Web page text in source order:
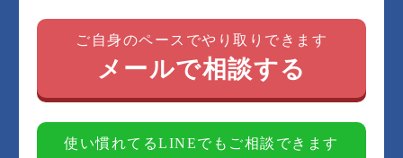
ご自身のペースでやり取りできます
メールで相談する
使い慣れてるLINEでもご相談できます